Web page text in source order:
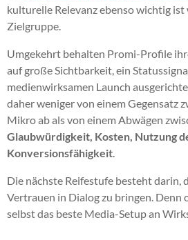
kulturelle Relevanz ebenso wichtig
Zielgruppe.
Umgekehrt behalten Promi-Profile
auf große Sichtbarkeit, ein
medienwirksamen Launch
daher weniger von einem Gegensatz
Mikro ab als von einem Abwägen
Glaubwürdigkeit, Kosten, Nutzung
Konversionsfähigkeit
Die nächste Reifestufe besteht darin,
Vertrauen in Dialog zu bringen. Denn
selbst das beste Media-Setup an